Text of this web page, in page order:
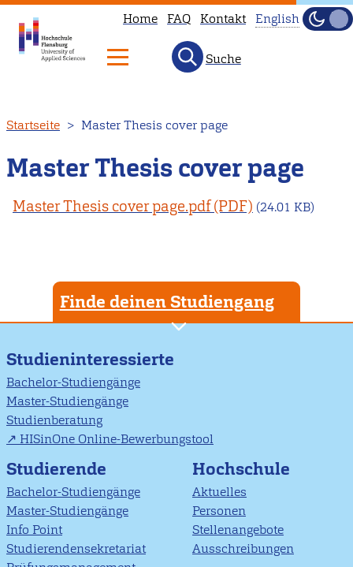
zum
Inhalt
Home FAQ Kontakt
in
English.
Head
English
page
English
Hell
Suche
Startseite Master Thesis cover page
Master Thesis cover page
Master Thesis cover page.pdf (24.01 KB)
Finde deinen Studiengang
Studieninteressierte
Bachelor-Studiengänge
Master-Studiengänge
Studienberatung
HISinOne Online-Bewerbungstool
Studierende
Bachelor-Studiengänge
Master-Studiengänge
Info Point
Studierendensekretariat
Hochschule
Aktuelles
Personen
Stellenangebote
Ausschreibungen